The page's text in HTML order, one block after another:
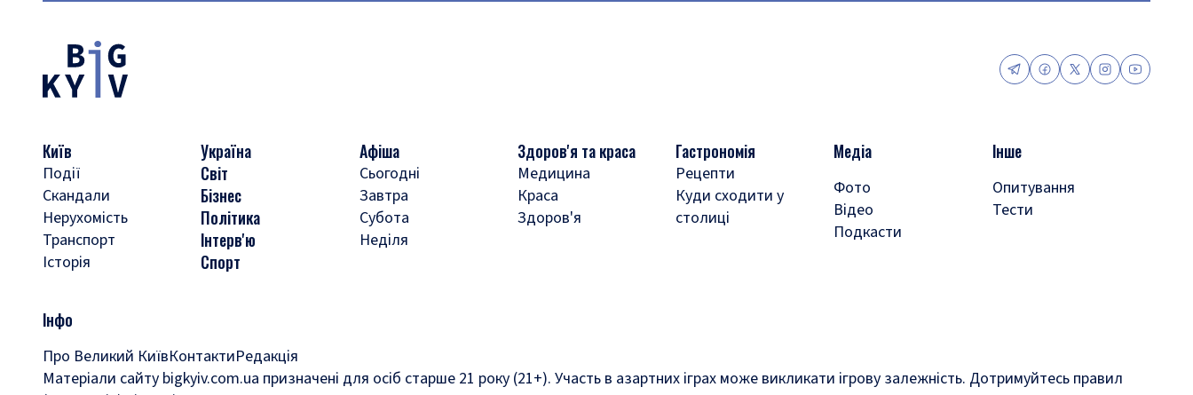
Київ
Події
Скандали
Нерухомість
Транспорт
Історія
Україна
Світ
Бізнес
Політика
Інтерв'ю
Спорт
Афіша
Сьогодні
Завтра
Субота
Неділя
Здоров'я та краса
Медицина
Краса
Здоров'я
Гастрономія
Рецепти
Куди сходити у
столиці
Медіа
Фото
Відео
Подкасти
Інше
Опитування
Тести
Інфо
Про Великий КиївКонтактиРедакція
Матеріали сайту bigkyiv.com.ua призначені для осіб старше 21 року (21+). Участь в азартних іграх може викликати ігрову залежність. Дотримуйтесь правил